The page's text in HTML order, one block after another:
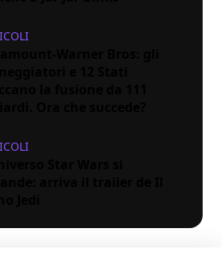
Warner Bros: gli
e 12 Stati
Star Wars si
arriva il trailer de Il